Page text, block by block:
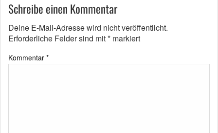
Schreibe einen Kommentar
Deine E-Mail-Adresse wird nicht veröffentlicht.
Erforderliche Felder sind mit* markiert
Kommentar *